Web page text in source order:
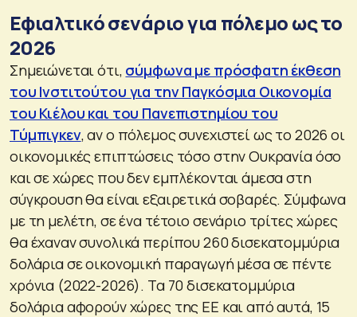
Εφιαλτικό σενάριο για πόλεμο ως το
2026
Σημειώνεται ότι, σύμφωνα με πρόσφατη έκθεση
του Ινστιτούτου για την Παγκόσμια Οικονομία
του Κιέλου και του Πανεπιστημίου του
Τύμπιγκεν, αν ο πόλεμος συνεχιστεί ως το 2026 οι
οικονομικές επιπτώσεις τόσο στην Ουκρανία όσο
και σε χώρες που δεν εμπλέκονται άμεσα στη
σύγκρουση θα είναι εξαιρετικά σοβαρές. Σύμφωνα
με τη μελέτη, σε ένα τέτοιο σενάριο τρίτες χώρες
θα έχαναν συνολικά περίπου 260 δισεκατομμύρια
δολάρια σε οικονομική παραγωγή μέσα σε πέντε
χρόνια (2022-2026). Τα 70 δισεκατομμύρια
δολάρια αφορούν χώρες της ΕΕ και από αυτά, 15